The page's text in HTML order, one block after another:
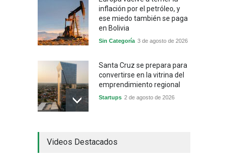
inflación por el petróleo, y
ese miedo también se paga
en Bolivia
Sin Categoría 3 de agosto de 2026
Santa Cruz se prepara para
convertirse en la vitrina del
emprendimiento regional
Startups 2 de agosto de 2026
industrial y el golpe puede
Videos Destacados